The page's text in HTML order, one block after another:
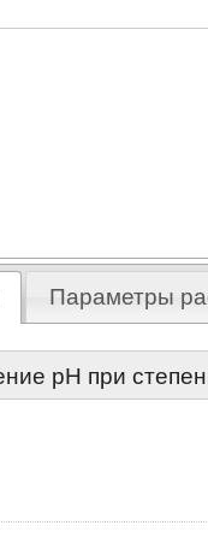
Параметры
pH при